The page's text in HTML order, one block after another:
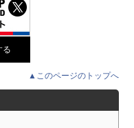
▲このページのトップへ